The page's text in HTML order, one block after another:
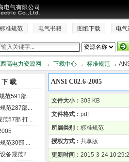
标准规范 电气书籍 图纸下载 电气
西高电力资源网- → 下载中心 → 标准规范 →
载
范591部...
范287部...
范57部 打...
范30部 ...
备规范2...
ANSI C82.6-2005
文件大小： 303 KB
文件格式： pdf
所属类别： 标准规范
授权方式： 共享版
更新时间： 2015-3-24